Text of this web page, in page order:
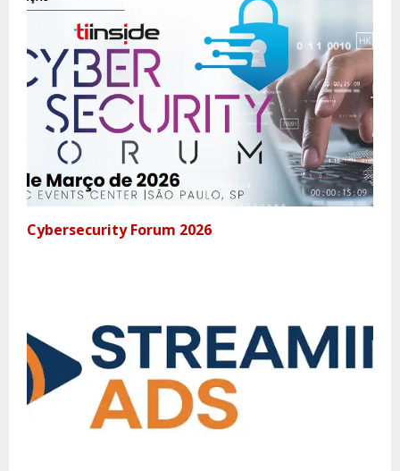
Cybersecurity Forum 2026